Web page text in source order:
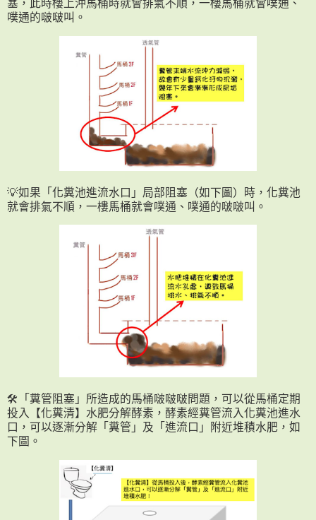
塞，此時樓上沖馬桶時就會排氣不順，一樓馬桶就會噗通、
噗通的啵啵叫。
💡如果「化糞池進流水口」局部阻塞（如下圖）時，化糞池
就會排氣不順，一樓馬桶就會噗通、噗通的啵啵叫。
🛠「糞管阻塞」所造成的馬桶啵啵啵問題，可以從馬桶定期
投入【化糞清】水肥分解酵素，酵素經糞管流入化糞池進水
口，可以逐漸分解「糞管」及「進流口」附近堆積水肥，如
下圖。